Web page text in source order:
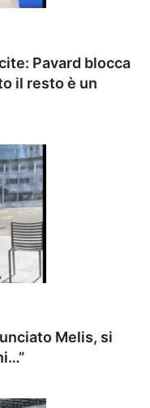
Pavard blocca
il resto è un
Melis, si